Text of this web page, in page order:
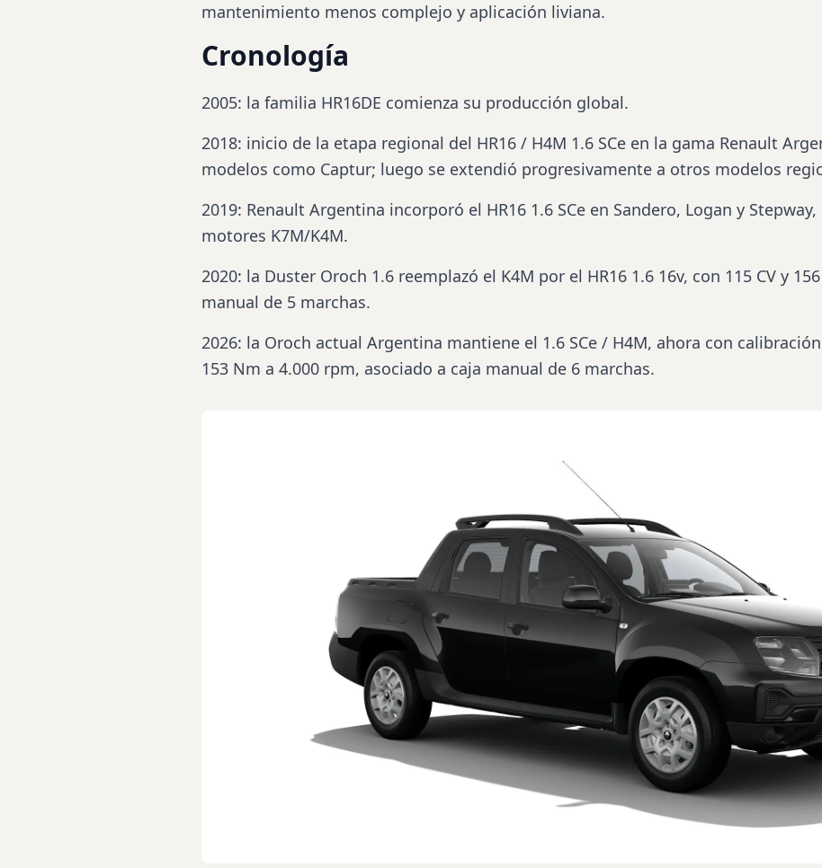
mantenimiento menos complejo y aplicación liviana.
Cronología
2005: la familia HR16DE comienza su producción global.
2018: inicio de la etapa regional del HR16 / H4M 1.6 SCe en la gama Renault
modelos como Captur; luego se extendió progresivamente a otros modelos
2019: Renault Argentina incorporó el HR16 1.6 SCe en Sandero, Logan y
motores K7M/K4M.
2020: la Duster Oroch 1.6 reemplazó el K4M por el HR16 1.6 16v, con 115 CV y
manual de 5 marchas.
2026: la Oroch actual Argentina mantiene el 1.6 SCe / H4M, ahora con
153 Nm a 4.000 rpm, asociado a caja manual de 6 marchas.